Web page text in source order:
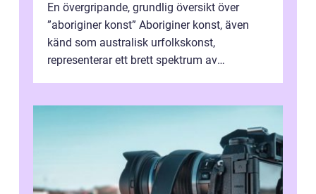
En övergripande, grundlig översikt över
”aboriginer konst” Aboriginer konst, även
känd som australisk urfolkskonst,
representerar ett brett spektrum av